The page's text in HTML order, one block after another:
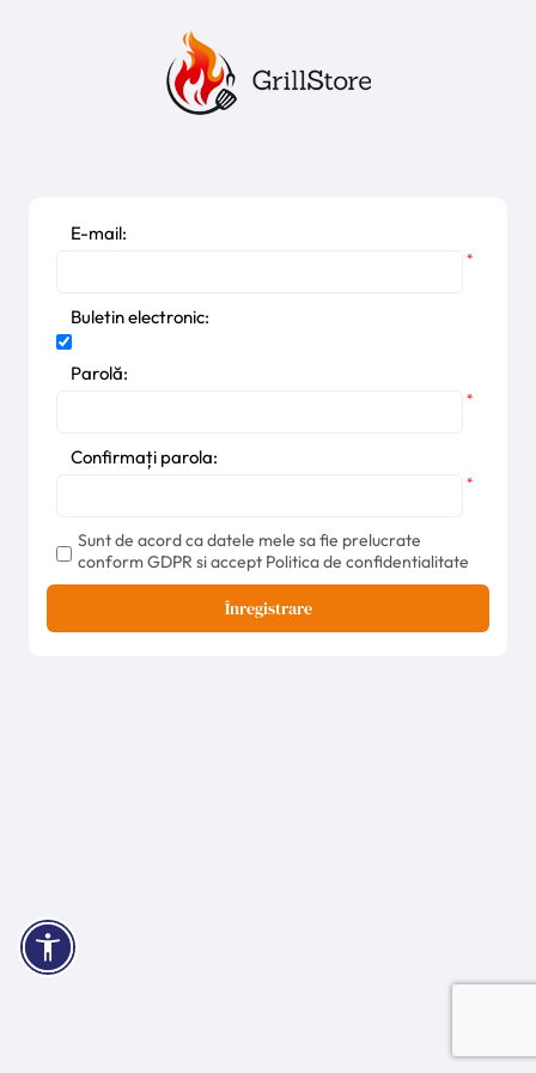
E-mail:
*
Buletin electronic:
Parolă:
*
Confirmați parola:
*
Sunt de acord ca datele mele sa fie prelucrate
conform GDPR si accept Politica de confidentialitate
Înregistrare